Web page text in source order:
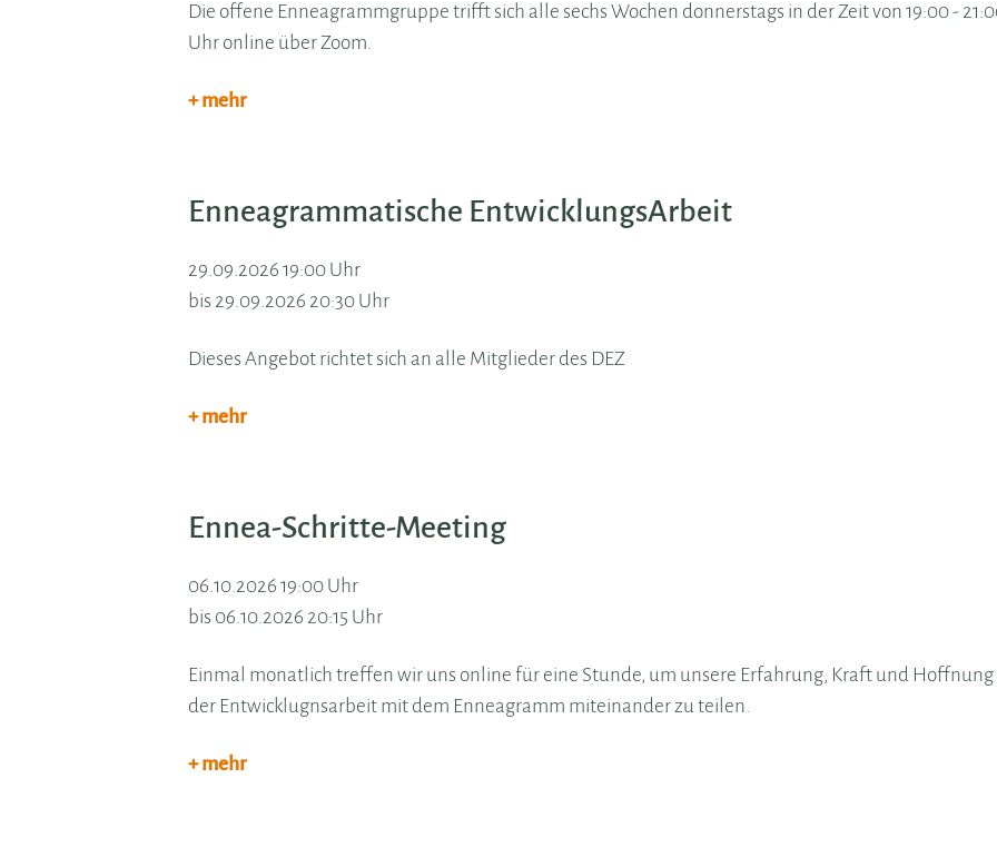
Die offene Enneagrammgruppe trifft sich alle sechs Wochen donnerstags in der Zeit von 19:00 -
Uhr online über Zoom.
+ mehr
Enneagrammatische EntwicklungsArbeit
29.09.2026 19:00 Uhr
bis 29.09.2026 20:30 Uhr
Dieses Angebot richtet sich an alle Mitglieder des DEZ
+ mehr
Ennea-Schritte-Meeting
06.10.2026 19:00 Uhr
bis 06.10.2026 20:15 Uhr
Einmal monatlich treffen wir uns online für eine Stunde, um unsere Erfahrung, Kraft und Hoffnung
der Entwicklugnsarbeit mit dem Enneagramm miteinander zu teilen.
+ mehr